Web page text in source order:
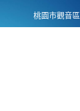
桃園市觀音